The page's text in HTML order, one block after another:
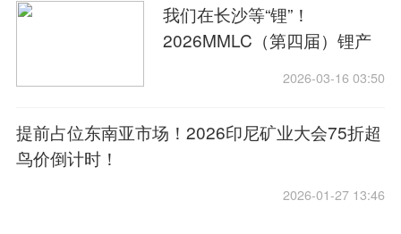
我们在长沙等“锂”！
2026MMLC（第四届）锂产
2026-03-16 03:50
提前占位东南亚市场！2026印尼矿业大会75折超
鸟价倒计时！
2026-01-27 13:46